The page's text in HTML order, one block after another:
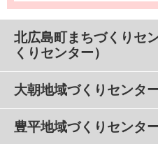
北広島町まちづくりセ
くりセンター）
大朝地域づくりセンタ
豊平地域づくりセンタ